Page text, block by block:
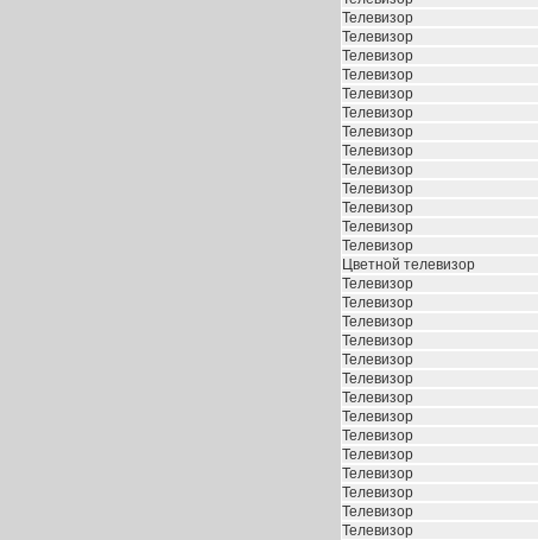
Телевизор
Телевизор
Телевизор
Телевизор
Телевизор
Телевизор
Телевизор
Телевизор
Телевизор
Телевизор
Телевизор
Телевизор
Телевизор
Цветной телевизор
Телевизор
Телевизор
Телевизор
Телевизор
Телевизор
Телевизор
Телевизор
Телевизор
Телевизор
Телевизор
Телевизор
Телевизор
Телевизор
Телевизор